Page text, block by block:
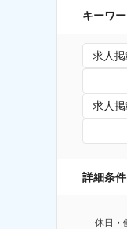
キーワ
求人
求人
詳細条件
休日・